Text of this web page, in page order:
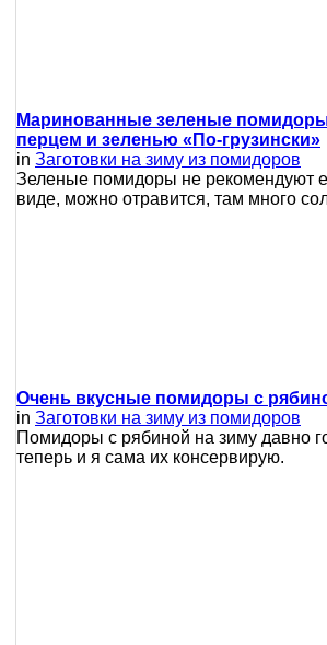
Маринованные зеленые
перцем и зеленью «По-грузински»
in Заготовки на зиму из помидоров
Зеленые помидоры не рекомендуют
виде, можно отравится, там много
Очень вкусные помидоры с
in Заготовки на зиму из помидоров
Помидоры с рябиной на зиму давно
теперь и я сама их консервирую.